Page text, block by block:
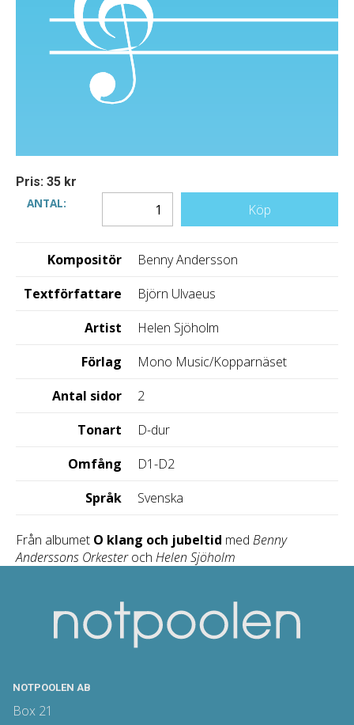
Pris: 35 kr
ANTAL:
Köp
Kompositör
Benny Andersson
Textförfattare
Björn Ulvaeus
Artist
Helen Sjöholm
Förlag
Mono Music/Kopparnäset
Antal sidor
2
Tonart
D-dur
Omfång
D1-D2
Språk
Svenska
Från albumet O klang och jubeltid med Benny
Anderssons Orkesteroch Helen Sjöholm
NOTPOOLEN AB
Box 21